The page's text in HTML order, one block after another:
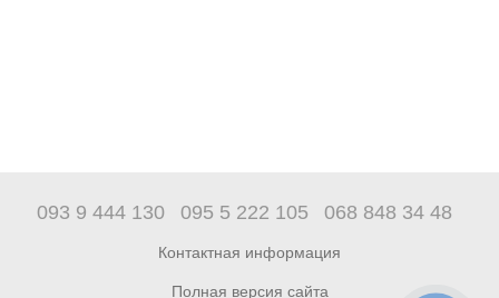
093 9 444 130 095 5 222 105 068 848 34 48
Контактная информация
Полная версия сайта